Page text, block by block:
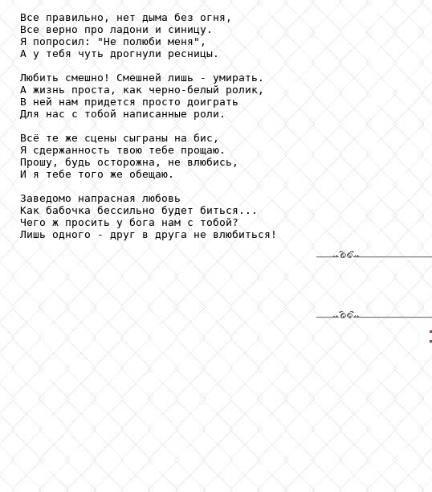
Все правильно, нет дыма без огня,
Все верно про ладони и синицу.
Я попросил: "Не полюби меня",
А у тебя чуть дрогнули ресницы.
Любить смешно! Смешней лишь - умирать.
А жизнь проста, как черно-белый ролик,
В ней нам придется просто доиграть
Для нас с тобой написанные роли.
Всё те же сцены сыграны на бис,
Я сдержанность твою тебе прощаю.
Прошу, будь осторожна, не влюбись,
И я тебе того же обещаю.
Заведомо напрасная любовь
Как бабочка бессильно будет биться...
Чего ж просить у бога нам с тобой?